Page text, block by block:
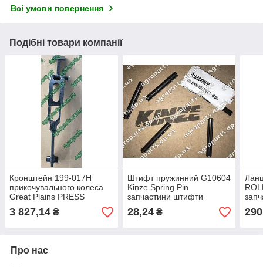
Всі умови повернення
Подібні товари компанії
Кронштейн 199-017H
прикочувального колеса
Great Plains PRESS
WHEEL ARM 199-020H GP
запчастини 199-022H
3 827,14 ₴
Штифт пружинний G10604
Kinze Spring Pin
запчастини штифти
34Н286 розрізні g10604
28,24₴
Про нас